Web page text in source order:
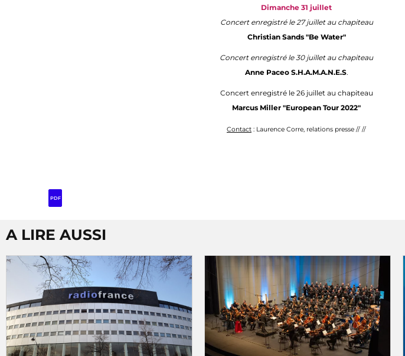
Dimanche 31 juillet
Concert enregistré le 27 juillet au chapiteau
Christian Sands "Be Water"
Concert enregistré le 30 juillet au chapiteau
Anne Paceo S.H.A.M.A.N.E.S.
Concert enregistré le 26 juillet au chapiteau
Marcus Miller "European Tour 2022"
Contact : Laurence Corre, relations presse // //
PDF
A LIRE AUSSI